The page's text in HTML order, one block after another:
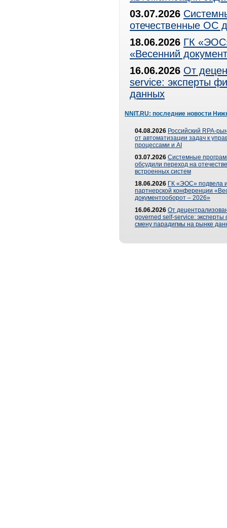
03.07.2026
отечественные ОС
18.06.2026 ГК
«Весенний
16.06.2026 От
service: эксперты
данных
NNIT.RU: последние новости
04.08.2026 Российский RPA-
от автоматизации задач к
процессами и AI
03.07.2026 Системные
обсудили переход на
встроенных систем
18.06.2026 ГК «ЭОС» подвела
партнерской конференции
документооборот – 2026»
16.06.2026 От
governed self-service: эксперты
смену парадигмы на рынке